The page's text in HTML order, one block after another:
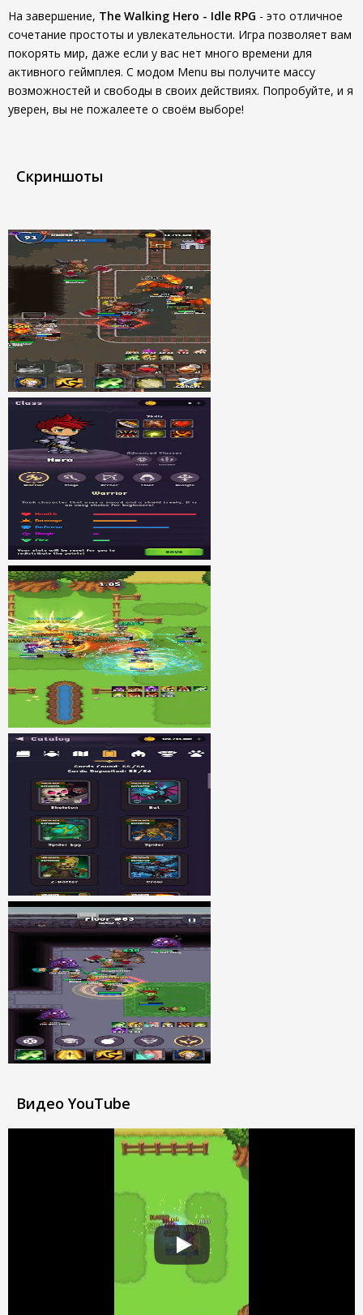
На завершение, The Walking Hero - Idle RPG - это отличное
сочетание простоты и увлекательности. Игра позволяет вам
покорять мир, даже если у вас нет много времени для
активного геймплея. С модом Menu вы получите массу
возможностей и свободы в своих действиях. Попробуйте, и я
уверен, вы не пожалеете о своём выборе!
Скриншоты
Видео YouTube